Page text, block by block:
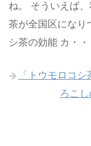
ね。 そういえば
茶が全国区になり
シ茶の効能 カ・・
「トウモロコ
ろこ